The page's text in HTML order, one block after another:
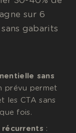
sur 6
gabarits
sans
prévu permet
les CTA sans
fois.
: